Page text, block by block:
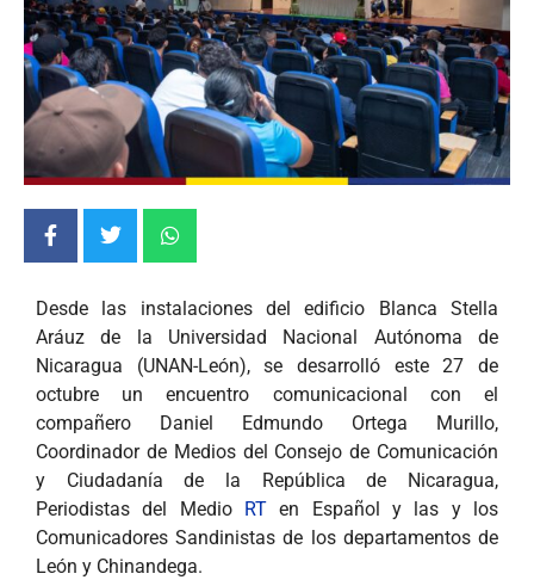
Desde las instalaciones del edificio Blanca Stella
Aráuz de la Universidad Nacional Autónoma de
Nicaragua (UNAN-León), se desarrolló este 27 de
octubre un encuentro comunicacional con el
compañero Daniel Edmundo Ortega Murillo,
Coordinador de Medios del Consejo de Comunicación
y Ciudadanía de la República de Nicaragua,
Periodistas del Medio
RT en Español y las y los
Comunicadores Sandinistas de los departamentos de
León y Chinandega.